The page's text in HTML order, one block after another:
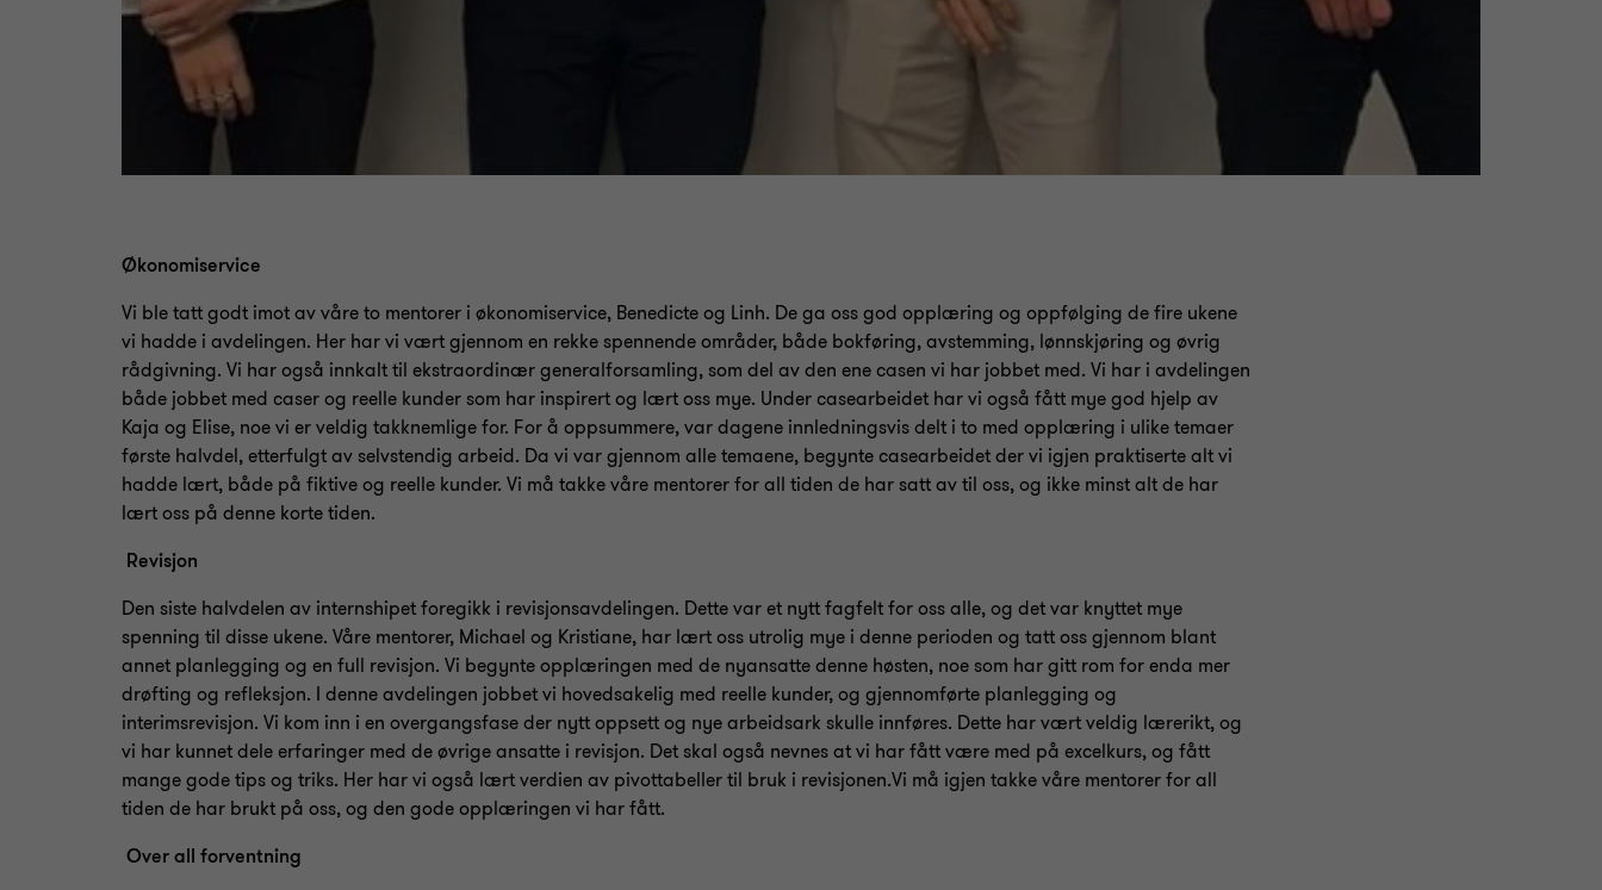
Økonomiservice
Vi ble tatt godt imot av våre to mentorer i økonomiservice, Benedicte og Linh. De ga oss god opplæring og oppfølging de fire ukene
vi hadde i avdelingen. Her har vi vært gjennom en rekke spennende områder, både bokføring, avstemming, lønnskjøring og øvrig
rådgivning. Vi har også innkalt til ekstraordinær generalforsamling, som del av den ene casen vi har jobbet med. Vi har i avdelingen
både jobbet med caser og reelle kunder som har inspirert og lært oss mye. Under casearbeidet har vi også fått mye god hjelp av
Kaja og Elise, noe vi er veldig takknemlige for. For å oppsummere, var dagene innledningsvis delt i to med opplæring i ulike temaer
første halvdel, etterfulgt av selvstendig arbeid. Da vi var gjennom alle temaene, begynte casearbeidet der vi igjen praktiserte alt vi
hadde lært, både på fiktive og reelle kunder. Vi må takke våre mentorer for all tiden de har satt av til oss, og ikke minst alt de har
lært oss på denne korte tiden.
Revisjon
Den siste halvdelen av internshipet foregikk i revisjonsavdelingen. Dette var et nytt fagfelt for oss alle, og det var knyttet mye
spenning til disse ukene. Våre mentorer, Michael og Kristiane, har lært oss utrolig mye i denne perioden og tatt oss gjennom blant
annet planlegging og en full revisjon. Vi begynte opplæringen med de nyansatte denne høsten, noe som har gitt rom for enda mer
drøfting og refleksjon. I denne avdelingen jobbet vi hovedsakelig med reelle kunder, og gjennomførte planlegging og
interimsrevisjon. Vi kom inn i en overgangsfase der nytt oppsett og nye arbeidsark skulle innføres. Dette har vært veldig lærerikt, og
vi har kunnet dele erfaringer med de øvrige ansatte i revisjon. Det skal også nevnes at vi har fått være med på excelkurs, og fått
mange gode tips og triks. Her har vi også lært verdien av pivottabeller til bruk i revisjonen.Vi må igjen takke våre mentorer for all
tiden de har brukt på oss, og den gode opplæringen vi har fått.
Over all forventning